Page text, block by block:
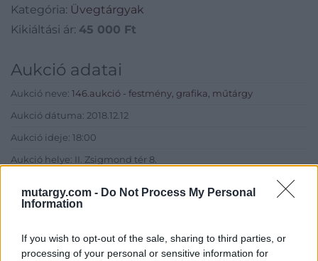
mutargy.com - Do Not Process My Personal
Information
If you wish to opt-out of the sale, sharing to third parties, or
processing of your personal or sensitive information for
Kategória: Üvegtárgyak
Kikiáltási ár: 45 000 Ft
Aukció adatai
Aukció neve: 146.aukció - festmény, grafika, műtárgy
Aukció dátuma: 2018.12.12
Aukció ideje: 18:00
Aukció helye: II. Zsigmond tér 8.
Eladó: Műgyűjtők Háza Kft.